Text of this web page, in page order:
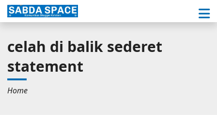
celah di balik sederet
statement
Home